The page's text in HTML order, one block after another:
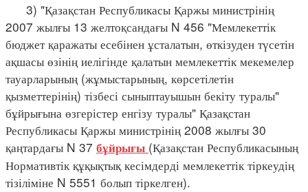
3) "Қазақстан Республикасы Қаржы министрінің
2007 жылғы 13 желтоқсандағы N 456 "Мемлекеттік
бюджет қаражаты есебінен ұсталатын, өткізуден түсетін
ақшасы өзінің иелігінде қалатын мемлекеттік мекемелер
тауарларының (жұмыстарының, көрсетілетін
қызметтерінің) тізбесі сыныптауышын бекіту туралы"
бұйрығына өзгерістер енгізу туралы" Қазақстан
Республикасы Қаржы министрінің 2008 жылғы 30
қаңтардағы N 37 бұйрығы (Қазақстан Республикасының
Нормативтік құқықтық кесімдерді мемлекеттік тіркеудің
тізіліміне N 5551 болып тіркелген).